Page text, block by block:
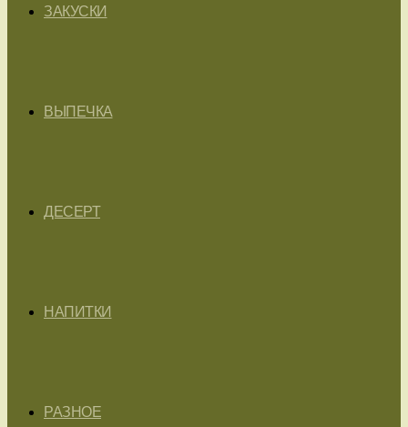
ЗАКУСКИ
ВЫПЕЧКА
ДЕСЕРТ
НАПИТКИ
РАЗНОЕ